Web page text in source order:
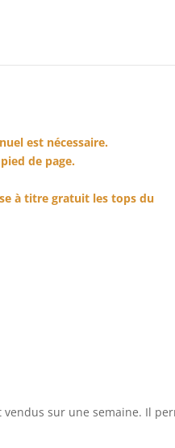
est nécessaire.
de page.
à titre gratuit les tops du
sur une semaine. Il